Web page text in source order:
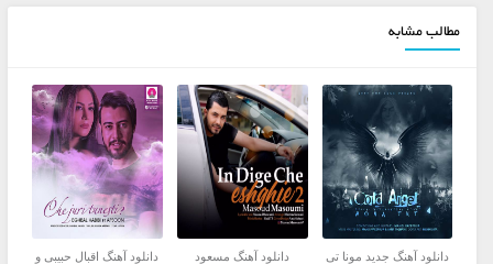
مطالب مشابه
دانلود آهنگ جدید مونا تی
دانلود آهنگ مسعود
دانلود آهنگ اقبال حبیبی و